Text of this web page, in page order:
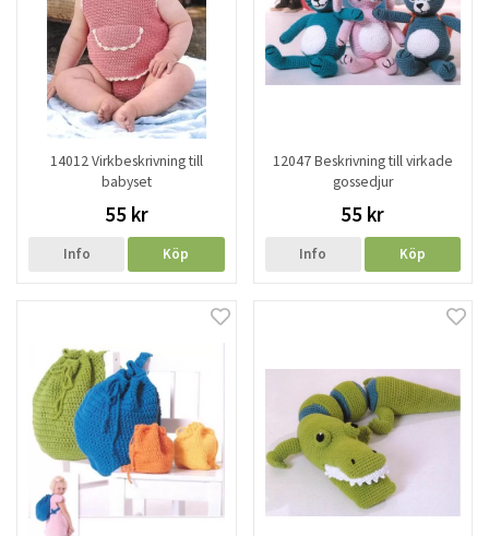
14012 Virkbeskrivning till
babyset
55 kr
Info Köp
12047 Beskrivning till virkade
gossedjur
55 kr
Info Köp